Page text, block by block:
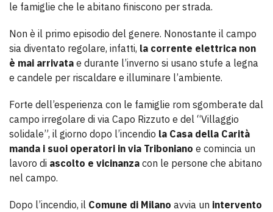
le famiglie che le abitano finiscono per strada.
Non è il primo episodio del genere. Nonostante il campo
sia diventato regolare, infatti, la corrente elettrica non
è mai arrivata e durante l’inverno si usano stufe a legna
e candele per riscaldare e illuminare l’ambiente.
Forte dell’esperienza con le famiglie rom sgomberate dal
campo irregolare di via Capo Rizzuto e del “Villaggio
solidale”, il giorno dopo l’incendio la Casa della Carità
manda i suoi operatori in via Triboniano e comincia un
lavoro di ascolto e vicinanza con le persone che abitano
nel campo.
Dopo l’incendio, il Comune di Milano avvia un intervento